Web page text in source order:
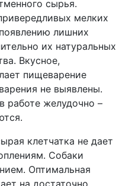
сырья.
мелких
лишних
их натуральных
Вкусное,
пищеварение
не выявлены.
работе желудочно –
клетчатка не дает
Собаки
Оптимальная
на достаточно